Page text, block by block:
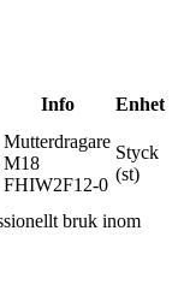
Info Enhet
Mutterdragare
M18
FHIW2F12-0
Styck
(st)